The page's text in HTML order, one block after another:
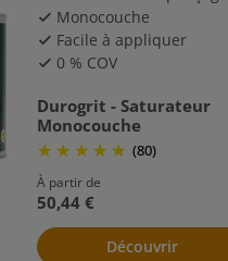
check Monocouche
check Facile à appliquer
check 0 % COV
Durogrit - Saturateur
Monocouche
(80)
À partir de
50,44 €
Découvrir